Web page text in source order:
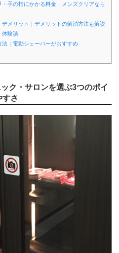
手の指にかかる料金｜メンズクリアなら
メリット｜デメリットの解消方法も解説
体験談
｜電動シェーバーがおすすめ
ク・サロンを選ぶ3つのポイ
すさ